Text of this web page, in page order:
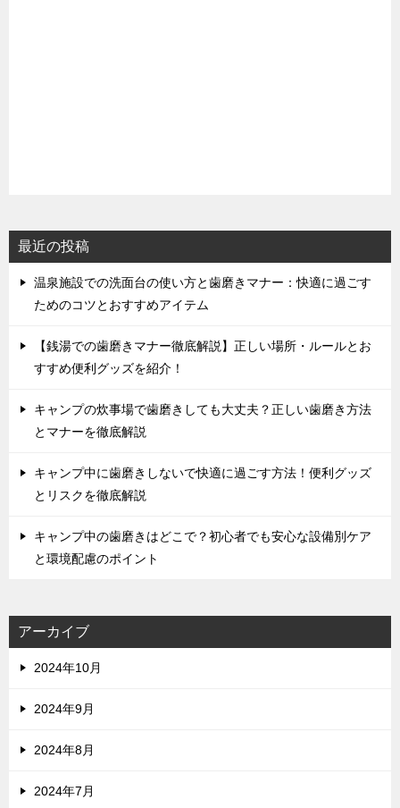
最近の投稿
温泉施設での洗面台の使い方と歯磨きマナー：快適に過ごす
ためのコツとおすすめアイテム
【銭湯での歯磨きマナー徹底解説】正しい場所・ルールとお
すすめ便利グッズを紹介！
キャンプの炊事場で歯磨きしても大丈夫？正しい歯磨き方法
とマナーを徹底解説
キャンプ中に歯磨きしないで快適に過ごす方法！便利グッズ
とリスクを徹底解説
キャンプ中の歯磨きはどこで？初心者でも安心な設備別ケア
と環境配慮のポイント
アーカイブ
2024年10月
2024年9月
2024年8月
2024年7月